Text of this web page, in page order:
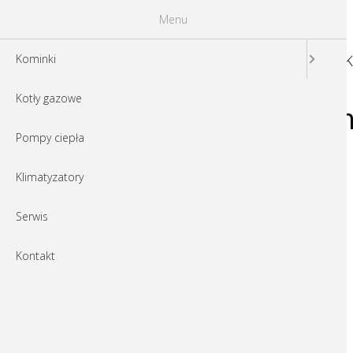
Menu
Kominki
Kotły gazowe
Pompy ciepła
Klimatyzatory
Serwis
Kontakt